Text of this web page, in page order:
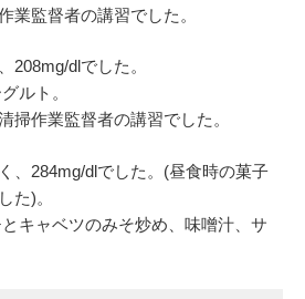
業監督者の講習でした。
208mg/dlでした。
ルト。
掃作業監督者の講習でした。
、284mg/dlでした。(昼食時の菓子
た)。
キャベツのみそ炒め、味噌汁、サ